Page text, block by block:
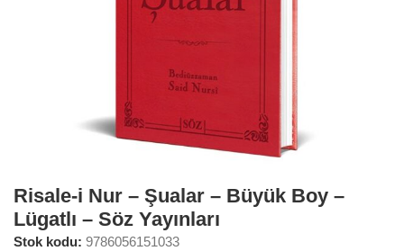
Risale-i Nur – Şualar – Büyük Boy –
Lügatlı – Söz Yayınları
Stok kodu: 9786056151033